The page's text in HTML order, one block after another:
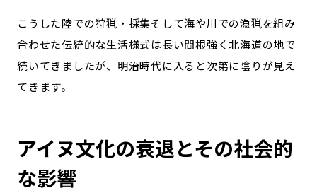
こうした陸での狩猟・採集そして海や川での漁猟を組み
合わせた伝統的な生活様式は長い間根強く北海道の地で
続いてきましたが、明治時代に入ると次第に陰りが見え
てきます。
アイヌ文化の衰退とその社会的
な影響